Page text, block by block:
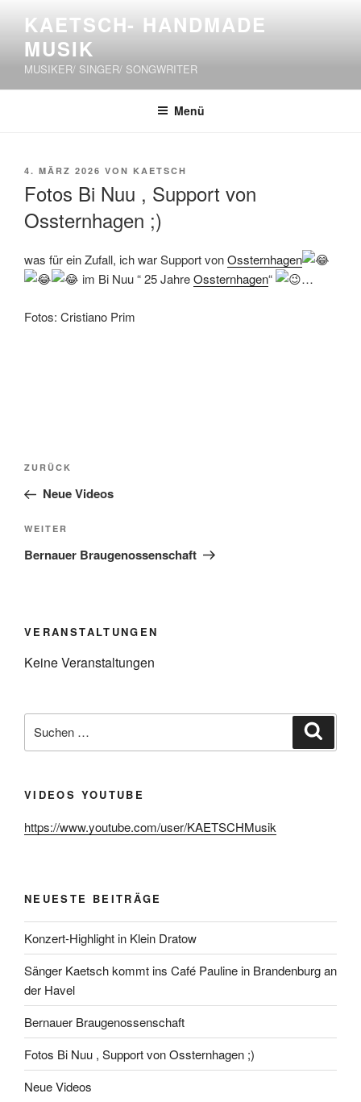
springen
KAETSCH- HANDMADE
MUSIK
MUSIKER/ SINGER/ SONGWRITER
Menü
VERÖFFENTLICHT
4. MÄRZ 2026 VON KAETSCH
Fotos Bi Nuu , Support von
Ossternhagen ;)
was für ein Zufall, ich war Support vonOssternhagen
im Bi Nuu “ 25 JahreOssternhagen“ …
Fotos: Cristiano Prim
Beitragsnavigation
Vorheriger
Beitrag
ZURÜCK
Neue Videos
Nächster
Beitrag
WEITER
Bernauer Braugenossenschaft
VERANSTALTUNGEN
Keine Veranstaltungen
nach:
VIDEOS YOUTUBE
https://www.youtube.com/user/KAETSCHMusik
NEUESTE BEITRÄGE
Konzert-Highlight in Klein Dratow
Sänger Kaetsch kommt ins Café Pauline in Brandenburg an
der Havel
Bernauer Braugenossenschaft
Fotos Bi Nuu , Support von Ossternhagen ;)
Neue Videos